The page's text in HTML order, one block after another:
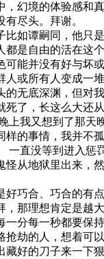
幻境的体验感和
尽头。拜谢。
如谭嗣同，他只
是自由的活在这
能并没有好与坏
人或所有人变成一
无底深渊，但对
了，长这么大还
上我又想到了那天
的事情，我并不
一直没等到进入惩
从地狱里出来，
巧合、巧合的有
那理想肯定是越
分每一秒都要保
劫的人，想着可
好的刀子来一下